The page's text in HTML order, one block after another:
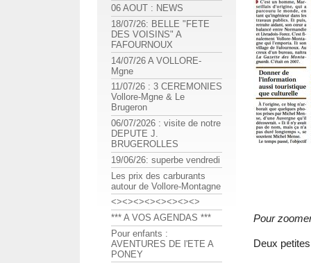
Pour
Deux
06 AOUT : NEWS
18/07/26: BELLE "FETE
DES VOISINS" A
FAFOURNOUX
14/07/26 A VOLLORE-
Mgne
11/07/26 : 3 CEREMONIES
Vollore-Mgne & Le
Brugeron
06/07/2026 : visite de notre
DEPUTE J.
BRUGEROLLES
19/06/26: superbe vendredi
Les prix des carburants
autour de Vollore-Montagne
<><><><><><><><>
*** A VOS AGENDAS ***
Pour enfants :
AVENTURES DE l'ETE A
PONEY